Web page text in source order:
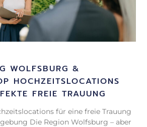
WOLFSBURG &
HOCHZEITSLOCATIONS
FREIE TRAUUNG
für eine freie Trauung
Die Region Wolfsburg – aber